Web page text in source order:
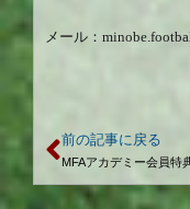
メール：
前の記事に戻る